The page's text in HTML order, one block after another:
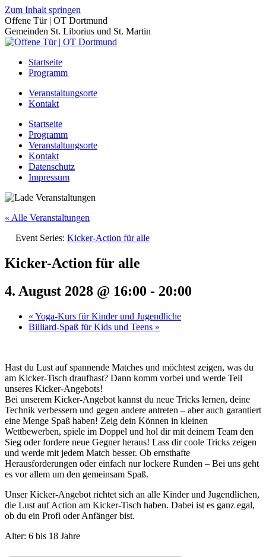
Zum Inhalt springen
Offene Tür | OT Dortmund
Gemeinden St. Liborius und St. Martin
Startseite
Programm
Veranstaltungsorte
Kontakt
Startseite
Programm
Veranstaltungsorte
Kontakt
Datenschutz
Impressum
« Alle Veranstaltungen
Event Series: Kicker-Action für alle
Kicker-Action für alle
4. August 2028 @ 16:00 - 20:00
« Yoga-Kurs für Kinder und Jugendliche
Billiard-Spaß für Kids und Teens »
Hast du Lust auf spannende Matches und möchtest zeigen, was du
am Kicker-Tisch draufhast? Dann komm vorbei und werde Teil
unseres Kicker-Angebots!
Bei unserem Kicker-Angebot kannst du neue Tricks lernen, deine
Technik verbessern und gegen andere antreten – aber auch garantiert
eine Menge Spaß haben! Zeig dein Können in kleinen
Wettbewerben, spiele im Doppel und hol dir mit deinem Team den
Sieg oder fordere neue Gegner heraus! Lass dir coole Tricks zeigen
und werde mit jedem Match besser. Ob ernsthafte
Herausforderungen oder einfach nur lockere Runden – Bei uns geht
es vor allem um den gemeinsam Spaß.
Unser Kicker-Angebot richtet sich an alle Kinder und Jugendlichen,
die Lust auf Action am Kicker-Tisch haben. Dabei ist es ganz egal,
ob du ein Profi oder Anfänger bist.
Alter: 6 bis 18 Jahre